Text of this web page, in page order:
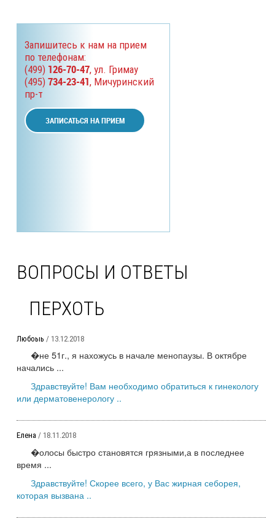
Запишитесь к нам на прием
по телефонам:
(499) 126-70-47, ул. Гримау
(495) 734-23-41, Мичуринский
пр-т
ЗАПИСАТЬСЯ НА ПРИЕМ
ВОПРОСЫ И ОТВЕТЫ
ПЕРХОТЬ
Любоыь / 13.12.2018
�не 51г., я нахожусь в начале менопаузы. В октябре
начались ...
Здравствуйте! Вам необходимо обратиться к гинекологу
или дерматовенерологу ..
Елена / 18.11.2018
�олосы быстро становятся грязными,а в последнее
время ...
Здравствуйте! Скорее всего, у Вас жирная себорея,
которая вызвана ..